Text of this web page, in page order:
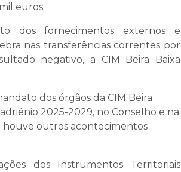
euros.
dos fornecimentos externos e
nas transferências correntes por
negativo, a CIM Beira Baixa
dos órgãos da CIM Beira
2025-2029, no Conselho e na
houve outros acontecimentos
dos Instrumentos Territoriais